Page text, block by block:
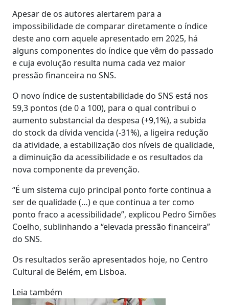
Apesar de os autores alertarem para a
impossibilidade de comparar diretamente o índice
deste ano com aquele apresentado em 2025, há
alguns componentes do índice que vêm do passado
e cuja evolução resulta numa cada vez maior
pressão financeira no SNS.
O novo índice de sustentabilidade do SNS está nos
59,3 pontos (de 0 a 100), para o qual contribui o
aumento substancial da despesa (+9,1%), a subida
do stock da dívida vencida (-31%), a ligeira redução
da atividade, a estabilização dos níveis de qualidade,
a diminuição da acessibilidade e os resultados da
nova componente da prevenção.
“É um sistema cujo principal ponto forte continua a
ser de qualidade (…) e que continua a ter como
ponto fraco a acessibilidade”, explicou Pedro Simões
Coelho, sublinhando a “elevada pressão financeira”
do SNS.
Os resultados serão apresentados hoje, no Centro
Cultural de Belém, em Lisboa.
Leia também